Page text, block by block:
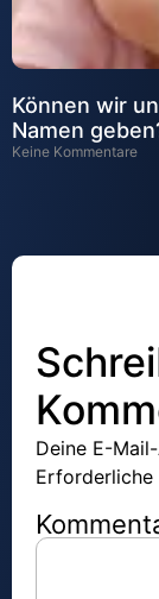
Können wir
Namen
Keine Kommentare
Deine E-
Erforderliche